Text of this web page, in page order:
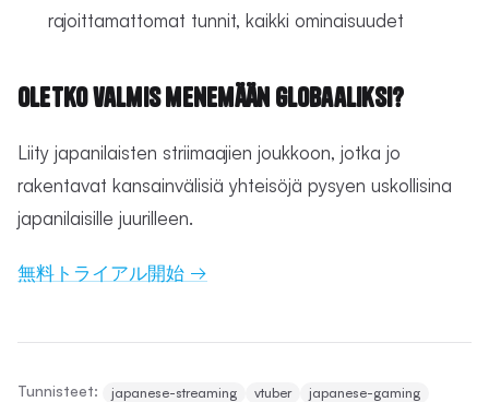
rajoittamattomat tunnit, kaikki ominaisuudet
Oletko valmis menemään globaaliksi?
Liity japanilaisten striimaajien joukkoon, jotka jo
rakentavat kansainvälisiä yhteisöjä pysyen uskollisina
japanilaisille juurilleen.
無料トライアル開始 →
Tunnisteet: japanese-streaming vtuber
japanese-gaming